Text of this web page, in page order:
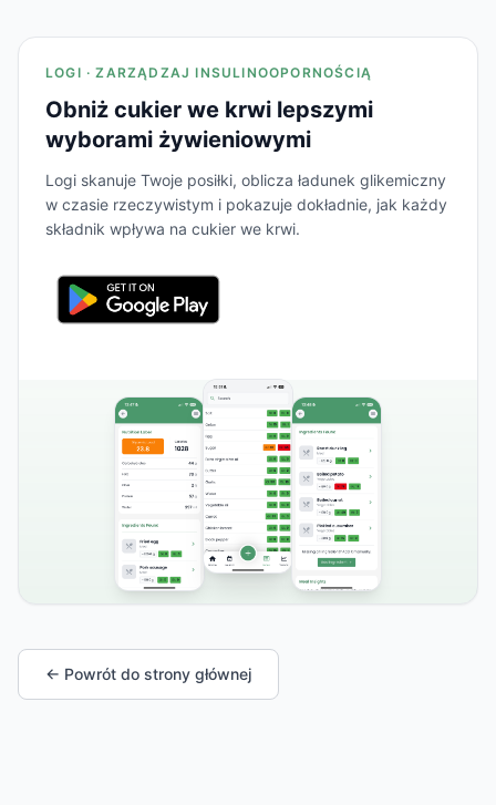
LOGI · ZARZĄDZAJ INSULINOOPORNOŚCIĄ
Obniż cukier we krwi lepszymi
wyborami żywieniowymi
Logi skanuje Twoje posiłki, oblicza ładunek glikemiczny
w czasie rzeczywistym i pokazuje dokładnie, jak każdy
składnik wpływa na cukier we krwi.
← Powrót do strony głównej